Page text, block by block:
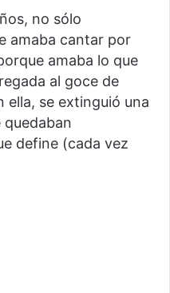
no sólo
amaba cantar por
amaba lo que
al goce de
ella, se extinguió una
quedaban
define (cada vez